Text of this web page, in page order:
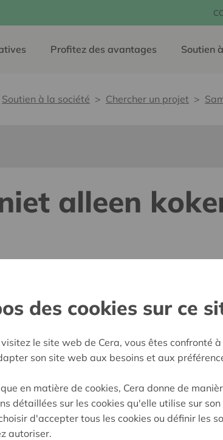
Profitez des avantages Soutien
Soutien à la société Chercher un projet
alleen
sans barrières
- Heist o/d Berg
décision:
Approuvé
Cera
des cookies sur ce
le site web de Cera, vous êtes confronté
son site web aux besoins et aux
en matière de cookies, Cera donne de
détaillées sur les cookies qu'elle utilise sur
d'accepter tous les cookies ou définir les
autoriser.